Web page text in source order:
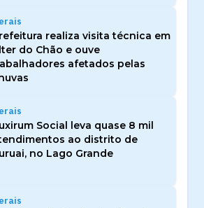
realiza visita técnica em
do Chão e ouve
afetados pelas
Social leva quase 8 mil
ao distrito de
no Lago Grande